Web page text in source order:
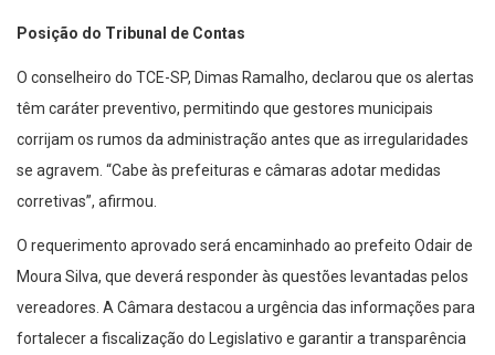
Posição do Tribunal de Contas
O conselheiro do TCE-SP, Dimas Ramalho, declarou que os alertas
têm caráter preventivo, permitindo que gestores municipais
corrijam os rumos da administração antes que as irregularidades
se agravem. “Cabe às prefeituras e câmaras adotar medidas
corretivas”, afirmou.
O requerimento aprovado será encaminhado ao prefeito Odair de
Moura Silva, que deverá responder às questões levantadas pelos
vereadores. A Câmara destacou a urgência das informações para
fortalecer a fiscalização do Legislativo e garantir a transparência